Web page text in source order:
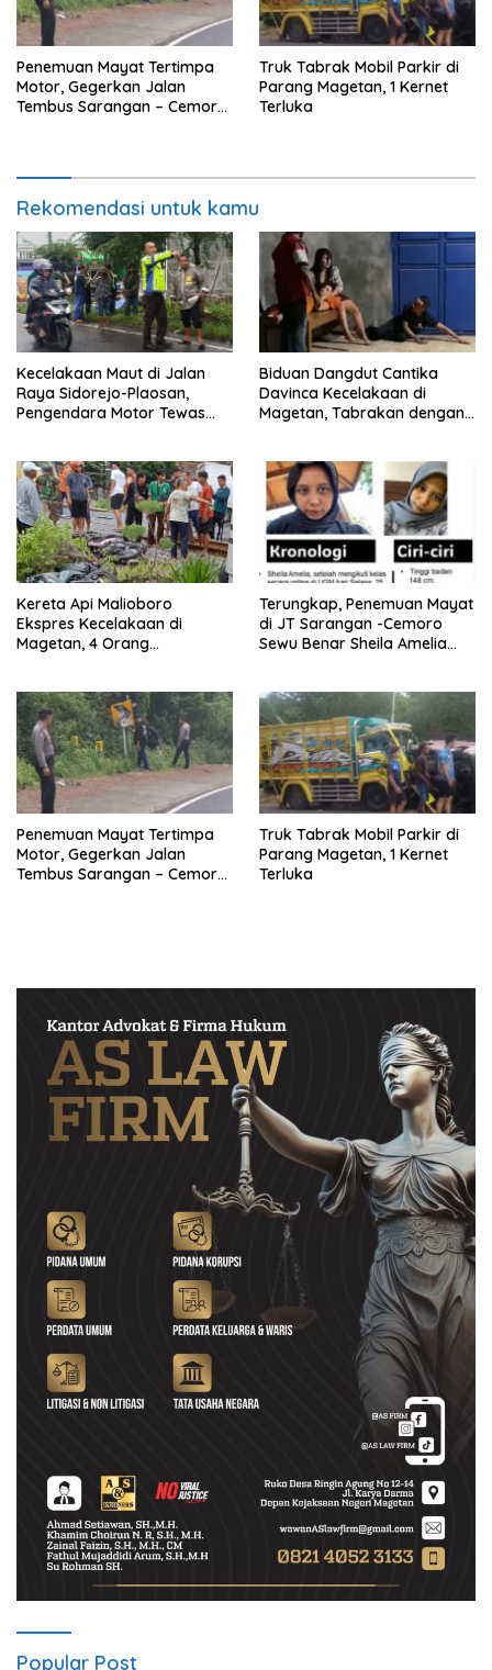
Penemuan Mayat Tertimpa
Motor, Gegerkan Jalan
Tembus Sarangan – Cemoro
Truk Tabrak Mobil Parkir di
Parang Magetan, 1 Kernet
Terluka
Rekomendasi untuk kamu
Kecelakaan Maut di Jalan
Raya Sidorejo-Plaosan,
Pengendara Motor Tewas
Biduan Dangdut Cantika
Davinca Kecelakaan di
Magetan, Tabrakan dengan
Kereta Api Malioboro
Ekspres Kecelakaan di
Magetan, 4 Orang
Terungkap, Penemuan Mayat
di JT Sarangan -Cemoro
Sewu Benar Sheila Amelia
Penemuan Mayat Tertimpa
Motor, Gegerkan Jalan
Tembus Sarangan – Cemoro
Truk Tabrak Mobil Parkir di
Parang Magetan, 1 Kernet
Terluka
Popular Post